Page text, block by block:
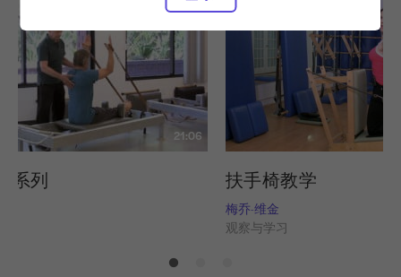
21:06
系列 扶手椅教学
梅乔-维金
观察与学习